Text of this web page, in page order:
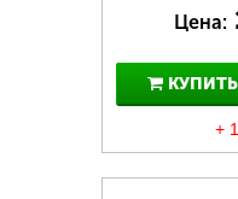
Цена:
КУПИТЬ
+